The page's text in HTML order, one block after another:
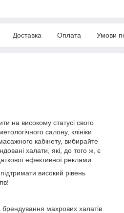
Доставка Оплата Умови
на високому статусі свого
салону, клініки
кабінету, вибирайте
халати, які, до того ж, є
ефективної реклами.
високий рівень
махрових халатів